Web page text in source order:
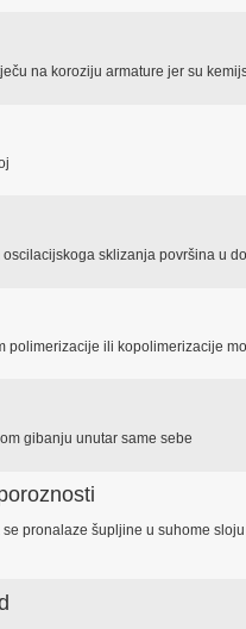
na koroziju armature jer su
sklizanja površina u
polimerizacije ili kopolimerizacije
gibanju unutar same sebe
pronalaze šupljine u suhome